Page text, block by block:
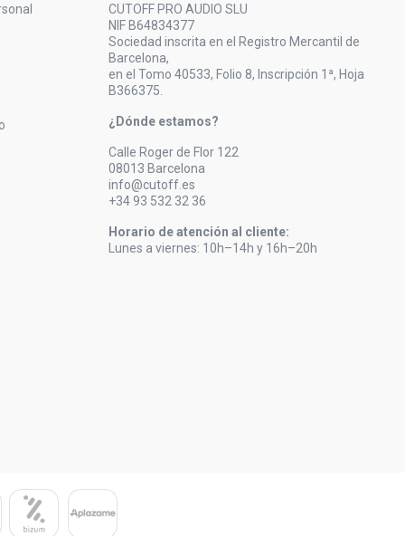
CUTOFF PRO AUDIO SLU
NIF B64834377
Sociedad inscrita en el Registro Mercantil de
Barcelona,
en el Tomo 40533, Folio 8, Inscripción 1ª, Hoja
B366375.
¿Dónde estamos?
Calle Roger de Flor 122
08013 Barcelona
info@cutoff.es
+34 93 532 32 36
Horario de atención al cliente:
Lunes a viernes: 10h–14h y 16h–20h